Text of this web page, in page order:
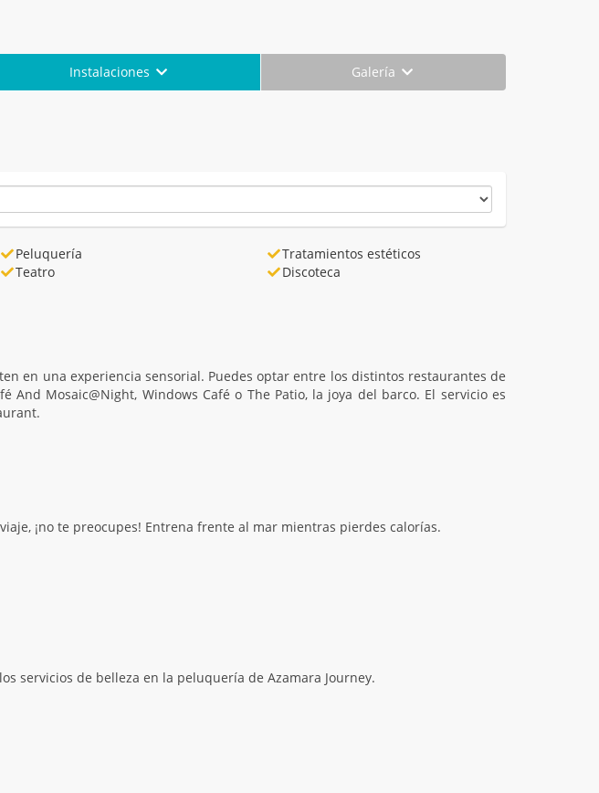
Instalaciones Galería
Peluquería
Tratamientos estéticos
Teatro
Discoteca
en una experiencia sensorial. Puedes optar entre los distintos restaurantes de
And Mosaic@Night, Windows Café o The Patio, la joya del barco. El servicio es
¡no te preocupes! Entrena frente al mar mientras pierdes calorías.
servicios de belleza en la peluquería de Azamara Journey.